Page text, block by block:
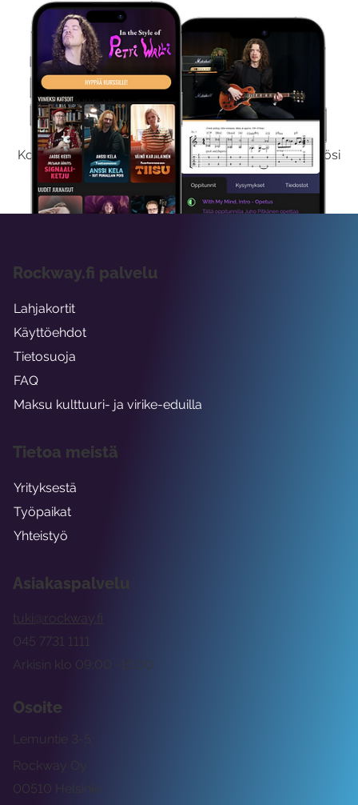
Kokeile Ilmaiseksi
Kokeilemalla ilmaiseksi saat koko sisältömme käyttöösi
viikon ajaksi.
Asiakaspalvelu
tuki@rockway.fi
Arkisin klo 09:00 -15:00
045 7731 1111
Osoite
Rockway Oy
Lemuntie 3-5
00510 Helsinki
Rockway.fi palvelu
Lahjakortit
Käyttöehdot
Tietosuoja
FAQ
Maksu kulttuuri- ja virike-eduilla
Tietoa meistä
Yrityksestä
Työpaikat
Yhteistyö